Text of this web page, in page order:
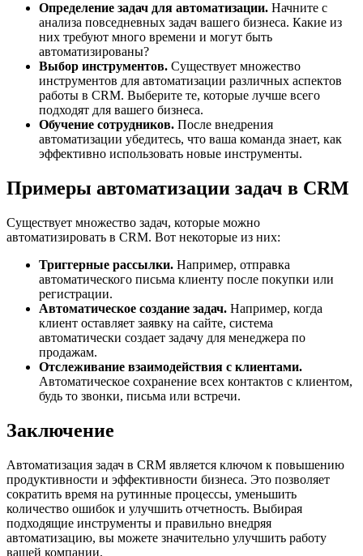
Определение задач для автоматизации. Начните с
анализа повседневных задач вашего бизнеса. Какие из
них требуют много времени и могут быть
автоматизированы?
Выбор инструментов. Существует множество
инструментов для автоматизации различных аспектов
работы в CRM. Выберите те, которые лучше всего
подходят для вашего бизнеса.
Обучение сотрудников. После внедрения
автоматизации убедитесь, что ваша команда знает, как
эффективно использовать новые инструменты.
Примеры автоматизации задач в CRM
Существует множество задач, которые можно
автоматизировать в CRM. Вот некоторые из них:
Триггерные рассылки. Например, отправка
автоматического письма клиенту после покупки или
регистрации.
Автоматическое создание задач. Например, когда
клиент оставляет заявку на сайте, система
автоматически создает задачу для менеджера по
продажам.
Отслеживание взаимодействия с клиентами.
Автоматическое сохранение всех контактов с клиентом,
будь то звонки, письма или встречи.
Заключение
Автоматизация задач в CRM является ключом к повышению
продуктивности и эффективности бизнеса. Это позволяет
сократить время на рутинные процессы, уменьшить
количество ошибок и улучшить отчетность. Выбирая
подходящие инструменты и правильно внедряя
автоматизацию, вы можете значительно улучшить работу
вашей компании.